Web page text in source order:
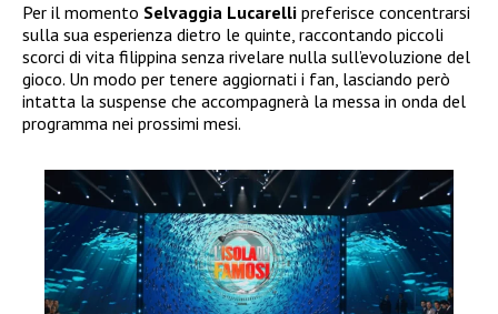
Per il momento Selvaggia Lucarelli preferisce concentrarsi
sulla sua esperienza dietro le quinte, raccontando piccoli
scorci di vita filippina senza rivelare nulla sull’evoluzione del
gioco. Un modo per tenere aggiornati i fan, lasciando però
intatta la suspense che accompagnerà la messa in onda del
programma nei prossimi mesi.